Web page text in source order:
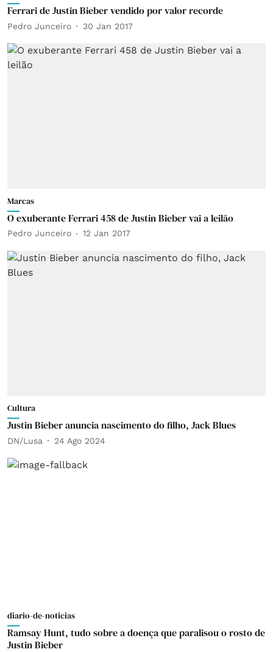
Ferrari de Justin Bieber vendido por valor recorde
Pedro Junceiro 30 Jan 2017
Marcas
O exuberante Ferrari 458 de Justin Bieber vai a leilão
Pedro Junceiro 12 Jan 2017
Cultura
Justin Bieber anuncia nascimento do filho, Jack Blues
DN/Lusa 24 Ago 2024
diario-de-noticias
Ramsay Hunt, tudo sobre a doença que paralisou o rosto de
Justin Bieber